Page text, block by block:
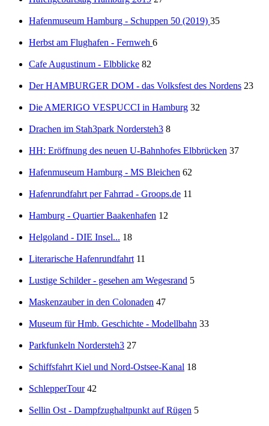
Hafenmuseum Hamburg - Schuppen 50 (2019) 35
Herbst am Flughafen - Fernweh 6
Cafe Augustinum - Elbblicke 82
Der HAMBURGER DOM - das Volksfest des Nordens 23
Die AMERIGO VESPUCCI in Hamburg 32
Drachen im Stah3park Nordersteh3 8
HH: Eröffnung des neuen U-Bahnhofes Elbbrücken 37
Hafenmuseum Hamburg - MS Bleichen 62
Hafenrundfahrt per Fahrrad - Groops.de 11
Hamburg - Quartier Baakenhafen 12
Helgoland - DIE Insel... 18
Literarische Hafenrundfahrt 11
Lustige Schilder - gesehen am Wegesrand 5
Maskenzauber in den Colonaden 47
Museum für Hmb. Geschichte - Modellbahn 33
Parkfunkeln Nordersteh3 27
Schiffsfahrt Kiel und Nord-Ostsee-Kanal 18
SchlepperTour 42
Sellin Ost - Dampfzughaltpunkt auf Rügen 5